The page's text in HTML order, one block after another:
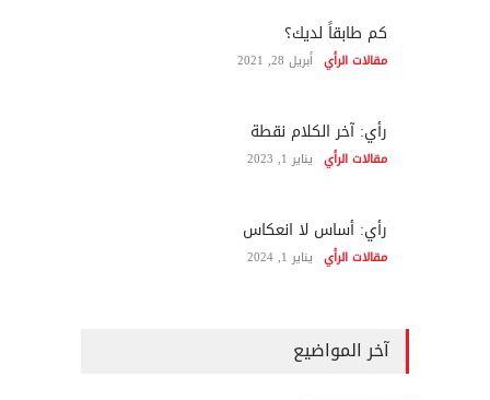
كم طابقاً لديك؟
مقالات الرأي أبريل 28, 2021
رأي: آخر الكلام نقطة
مقالات الرأي يناير 1, 2023
رأي: أساس لا انعكاس
مقالات الرأي يناير 1, 2024
آخر المواضيع